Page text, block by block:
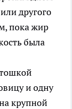
другого
пока жир
была
и одну
крупной